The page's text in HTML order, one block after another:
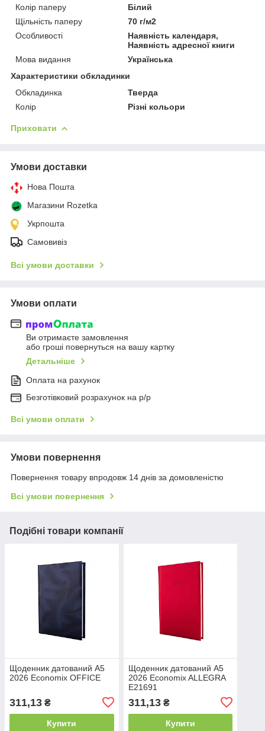
Колір паперу
Білий
Щільність паперу
70 г/м2
Особливості
Наявність календаря,
Наявність адресної книги
Мова видання
Українська
Характеристики обкладинки
Обкладинка
Тверда
Колір
Різні кольори
Приховати
Умови доставки
Нова Пошта
Магазини Rozetka
Укрпошта
Самовивіз
Всі умови доставки
Умови оплати
Ви отримаєте замовлення
або гроші повернуться на вашу картку
Детальніше
Оплата на рахунок
Безготівковий розрахунок на р/р
Всі умови оплати
Умови повернення
Повернення товару впродовж 14 днів за домовленістю
Всі умови повернення
Подібні товари компанії
Щоденник датований А5
2026 Economix OFFICE
311,13 ₴
Купити
Щоденник датований А5
2026 Economix ALLEGRA
Е21691
311,13₴
Купити